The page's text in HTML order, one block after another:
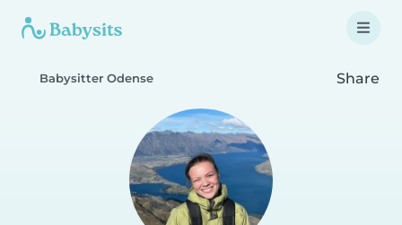
Babysitter Odense Share